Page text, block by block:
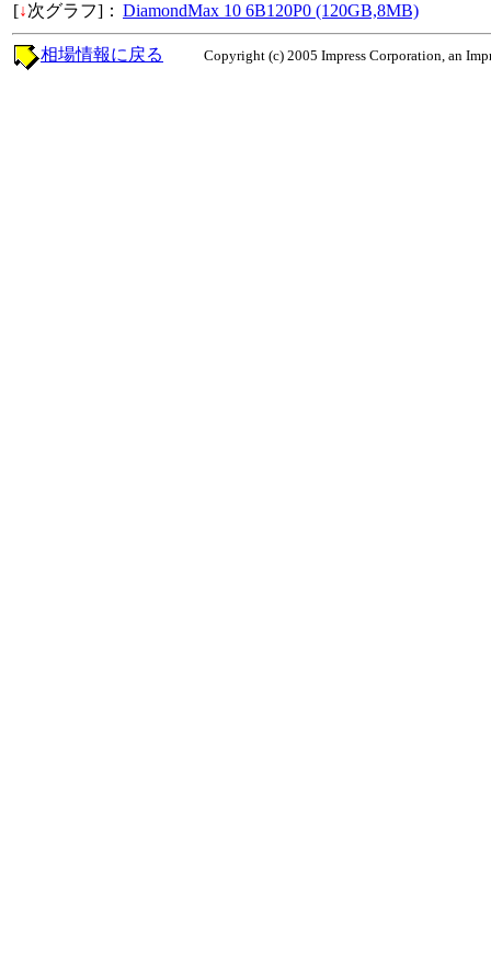
[↓次グラフ]： DiamondMax 10 6B120P0 (120GB,8MB)
Copyright (c) 2005 Impress Corporation, an
相場情報に戻る